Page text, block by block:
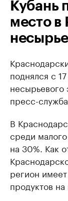
Кубань
место в
поднялся с
пресс-
В
среди
на 30%. Как
регион
продуктов